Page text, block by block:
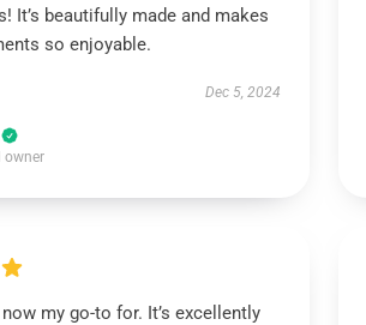
It’s beautifully made and makes
so enjoyable.
Dec 5, 2024
owner
my go-to for. It’s excellently